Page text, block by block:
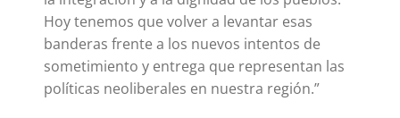
Hoy tenemos que volver a levantar esas
banderas frente a los nuevos intentos de
sometimiento y entrega que representan las
políticas neoliberales en nuestra región.”